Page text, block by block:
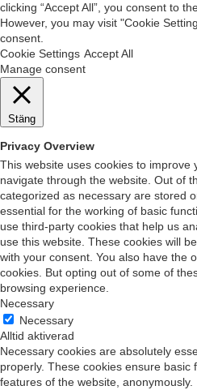
clicking “Accept All”, you consent to
However, you may visit "Cookie
consent.
Cookie Settings Accept All
Manage consent
Stäng
Privacy Overview
This website uses cookies to improve
navigate through the website. Out of
categorized as necessary are stored
essential for the working of basic
use third-party cookies that help us
use this website. These cookies will
with your consent. You also have the
cookies. But opting out of some of
browsing experience.
Necessary
Necessary
Alltid aktiverad
Necessary cookies are absolutely
properly. These cookies ensure basic
features of the website, anonymously.